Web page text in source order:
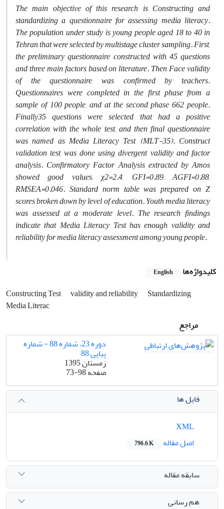
The main objective of this research is Constructing and
standardizing a questionnaire for assessing media literacy.
The population under study is young people aged 18 to 40 in
Tehran that were selected by multistage cluster sampling. First,
the preliminary questionnaire constructed with 45 questions
and three main factors based on literature. Then Face validity
of the questionnaire was confirmed by teachers.
Questionnaires were completed in the first phase from a
sample of 100 people, and at the second phase 662 people.
Finally35 questions were selected that had a positive
correlation with the whole test, and then final questionnaire
was named as Media Literacy Test (MLT-35). Construct
validation test was done using divergent validity and factor
analysis. Confirmatory Factor Analysis extracted by Amos
showed good values; χ2=2.4, GFI=0.89, AGFI=0.88,
RMSEA=0.046. Standard norm table was prepared on Z
scores broken down by level of education. Youth media literacy
was assessed at a moderate level. The research findings
indicate that Media Literacy Test has enough validity and
reliability for media literacy assessment among young people.
کلیدواژه‌ها English
Constructing Test validity and reliability
Standardizing
Media Literac
مراجع
دوره 23، شماره 88 - شماره
پیاپی 88
زمستان 1395
صفحه73-98
فایل ها
اصل مقاله
796.6 K
سابقه مقاله
هم رسانی